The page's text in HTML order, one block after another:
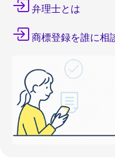
弁理士とは
商標登録を誰に相